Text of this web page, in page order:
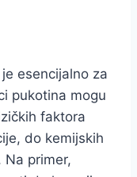
esencijalno za
pukotina mogu
faktora
do kemijskih
primer,